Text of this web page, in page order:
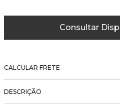
Consultar
CALCULAR FRETE
DESCRIÇÃO